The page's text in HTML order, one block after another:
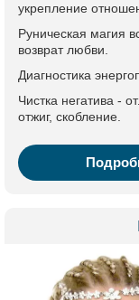
укрепление
Руническая магия
возврат любви.
Диагностика
Чистка негатива -
отжиг, скобление.